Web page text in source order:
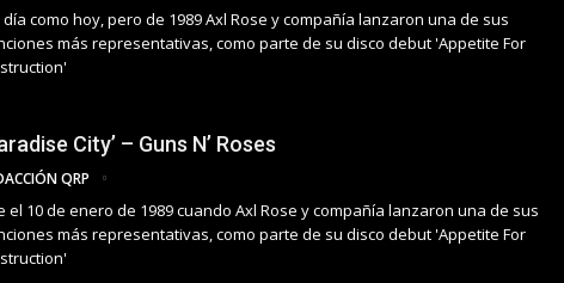
día como hoy, pero de 1989 Axl Rose y compañía lanzaron una de sus
más representativas, como parte de su disco debut 'Appetite For
City’ – Guns N’ Roses
QRP
el 10 de enero de 1989 cuando Axl Rose y compañía lanzaron una de sus
más representativas, como parte de su disco debut 'Appetite For